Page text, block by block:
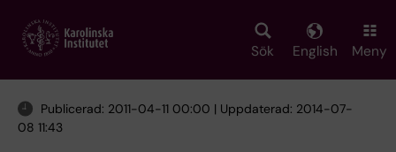
main
Sök English Meny
Publicerad: 2011-04-11 00:00 | Uppdaterad: 2014-07-
08 11:43